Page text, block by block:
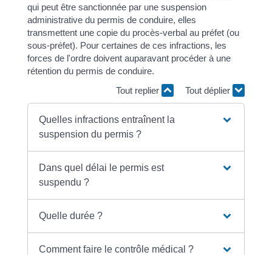
qui peut être sanctionnée par une suspension
administrative du permis de conduire, elles
transmettent une copie du procès-verbal au préfet (ou
sous-préfet). Pour certaines de ces infractions, les
forces de l'ordre doivent auparavant procéder à une
rétention du permis de conduire.
Tout replier
Tout déplier
Quelles infractions entraînent la
suspension du permis ?
Dans quel délai le permis est
suspendu ?
Quelle durée ?
Comment faire le contrôle médical ?